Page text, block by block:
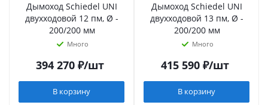
Дымоход Schiedel UNI
двухходовой 12 пм, Ø -
200/200 мм
Много
394 270₽/шт
В корзину
Дымоход Schiedel UNI
двухходовой 13 пм, Ø -
200/200 мм
Много
415 590₽/шт
В корзину